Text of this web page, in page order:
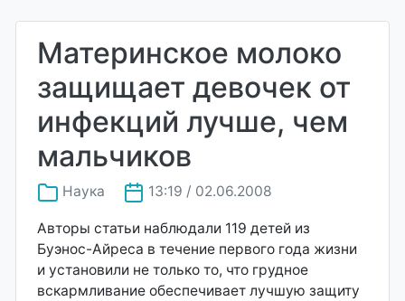
Материнское молоко
защищает девочек от
инфекций лучше, чем
мальчиков
Наука 13:19 / 02.06.2008
Авторы статьи наблюдали 119 детей из
Буэнос-Айреса в течение первого года жизни
и установили не только то, что грудное
вскармливание обеспечивает лучшую защиту